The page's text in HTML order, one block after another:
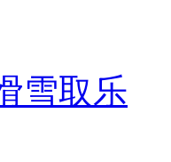
雪取乐